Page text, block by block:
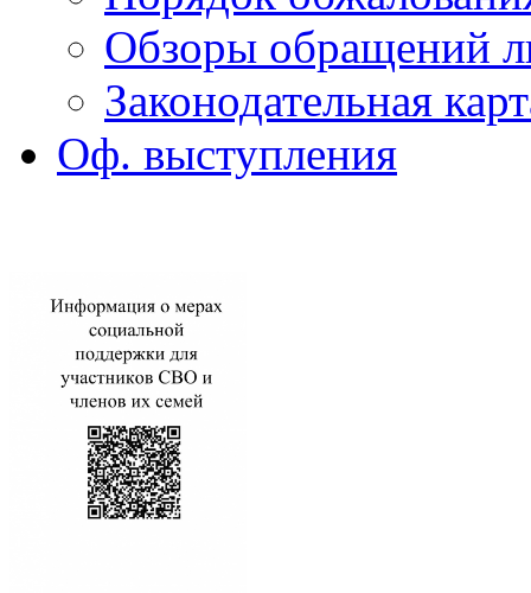
Обзоры обращений
Законодательная
Оф. выступления